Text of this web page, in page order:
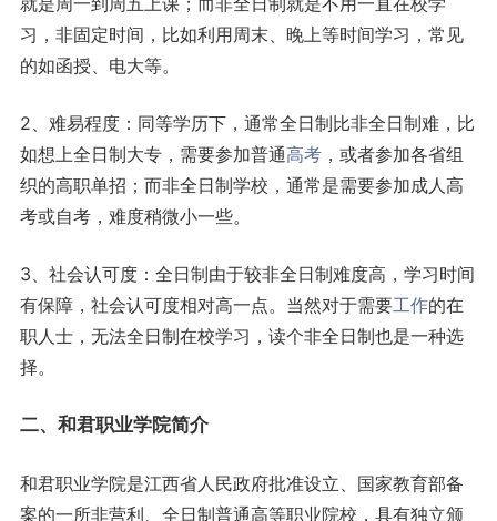
习，非固定时间，比如利用周末、晚上等时间学习，常见
的如函授、电大等。
2、难易程度：同等学历下，通常全日制比非全日制难，比
如想上全日制大专，需要参加普通高考，或者参加各省组
织的高职单招；而非全日制学校，通常是需要参加成人高
考或自考，难度稍微小一些。
3、社会认可度：全日制由于较非全日制难度高，学习时间
有保障，社会认可度相对高一点。当然对于需要工作的在
职人士，无法全日制在校学习，读个非全日制也是一种选
择。
二、和君职业学院简介
和君职业学院是江西省人民政府批准设立、国家教育部备
案的一所非营利、全日制普通高等职业院校，具有独立颁